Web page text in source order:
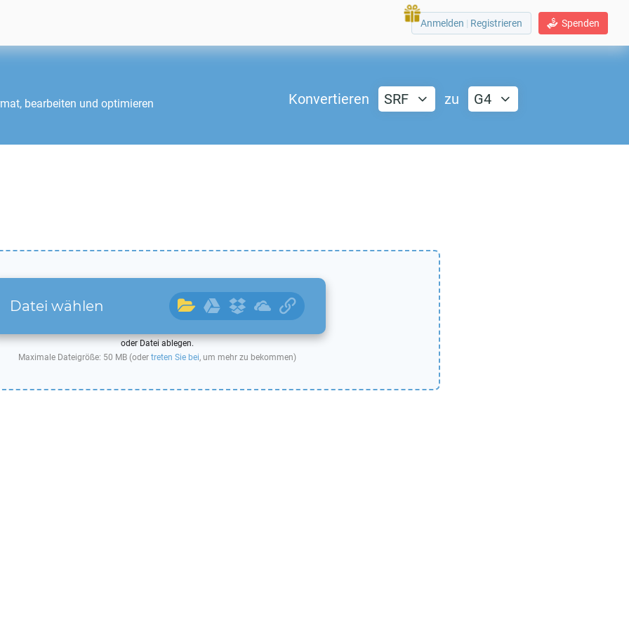
Spenden
Anmelden | Registrieren
bearbeiten und optimieren
Konvertieren SRF zu G4
Datei wählen
oder Datei ablegen.
Maximale Dateigröße: 50 MB (oder treten Sie bei, um mehr zu bekommen)